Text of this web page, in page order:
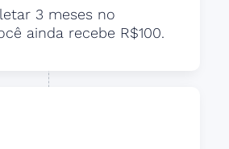
3 meses no
ainda recebe R$100.